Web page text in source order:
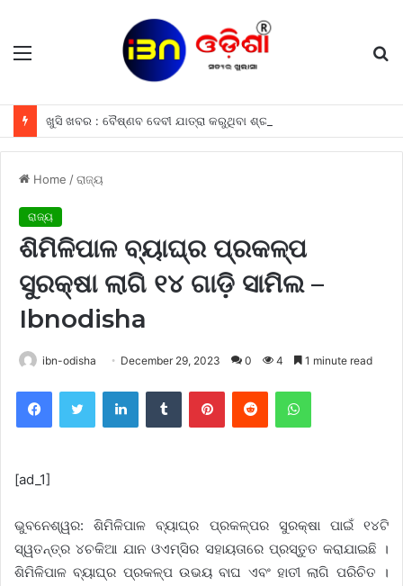
Menu
Home /ରାଜ୍ୟ
ରାଜ୍ୟ
ଶିମିଳିପାଳ ବ୍ୟାଘ୍ର ପ୍ରକଳ୍ପ
ସୁରକ୍ଷା ଲାଗି ୧୪ ଗାଡ଼ି ସାମିଲ –
Ibnodisha
ibn-odisha December 29, 2023 0 4 1 minute read
FacebookTwitter LinkedInTumblr PinterestReddit WhatsApp
[ad_1]
ଭୁବନେଶ୍ୱର: ଶିମିଳିପାଳ ବ୍ୟାଘ୍ର ପ୍ରକଳ୍ପର ସୁରକ୍ଷା ପାଇଁ ୧୪ଟି
ସ୍ୱତନ୍ତ୍ର ୪ଚକିଆ ଯାନ ଓଏମ୍‌ସିର ସହାୟତାରେ ପ୍ରସ୍ତୁତ କରାଯାଇଛି ।
ଶିମିଳିପାଳ ବ୍ୟାଘ୍ର ପ୍ରକଳ୍ପ ଉଭୟ ବାଘ ଏବଂ ହାତୀ ଲାଗି ପରିଚିତ ।